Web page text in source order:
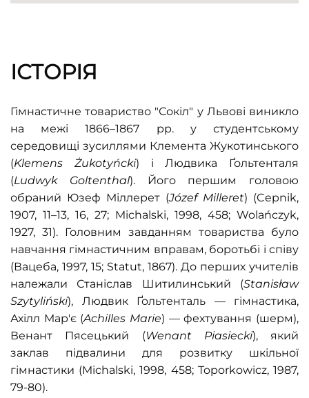
ІСТОРІЯ
Гімнастичне товариство "Сокіл" у Львові виникло
на межі 1866–1867 рр. у студентському
середовищі зусиллями Клемента Жукотинського
(Klemens Żukotyńcki) і Людвика Ґольтенталя
(Ludwyk Goltenthal). Його першим головою
обраний Юзеф Міллерет (Józef Milleret) (Cepnik,
1907, 11–13, 16, 27; Michalski, 1998, 458; Wolańczyk,
1927, 31). Головним завданням товариства було
навчання гімнастичним вправам, боротьбі і співу
(Вацеба, 1997, 15; Statut, 1867). До перших учителів
належали Станіслав Шитилинський (Stanisław
Szytyliński), Людвик Ґольтенталь — гімнастика,
Ахілл Мар'є (Achilles Marie) — фехтування (шерм),
Венант Пясецький (Wenant Piasiecki), який
заклав підвалини для розвитку шкільної
гімнастики (Michalski, 1998, 458; Toporkowicz,1987,
79-80).